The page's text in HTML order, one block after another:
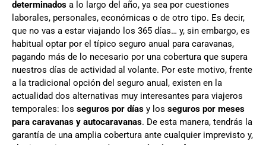
determinados a lo largo del año, ya sea por cuestiones
laborales, personales, económicas o de otro tipo. Es decir,
que no vas a estar viajando los 365 días… y, sin embargo, es
habitual optar por el típico seguro anual para caravanas,
pagando más de lo necesario por una cobertura que supera
nuestros días de actividad al volante. Por este motivo, frente
a la tradicional opción del seguro anual, existen en la
actualidad dos alternativas muy interesantes para viajeros
temporales: los seguros por días y los seguros por meses
para caravanas y autocaravanas. De esta manera, tendrás la
garantía de una amplia cobertura ante cualquier imprevisto y,